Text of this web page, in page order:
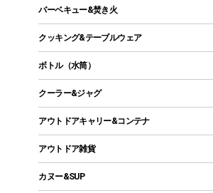
タープ
スクエアタープ（レクタタープ）
メッシュタープ
自立式タープ
パラソル
テントアクセサリー
ペグ
ガスランタン
オイルランタン
LEDライト
ヘッドライト
キャンドル
ガスバーナー
ガス缶
ガストーチ、ライター
バーベキュー&焚き火
バーベキューコンロ、グリル
焚き火台タイプ（ロースタイル）グリル
卓上タイプグリル
パーティータイプグリル
鉄板、アミ
クッキング&テーブルウェア
ダッチオーブン
ホットサンドメーカー
クッカーセット
シェラカップ
ボトル（水筒）
ステンレスボトル
コップ付きタイプ
ワンタッチタイプ
プラスチックボトル
クーラー&ジャグ
クーラーボックス
クーラーバッグ
ウォータージャグ
アウトドアキャリー&コンテナ
アウトドアキャリー
アウトドア雑貨
バックパック&バッグ
カヌー&SUP